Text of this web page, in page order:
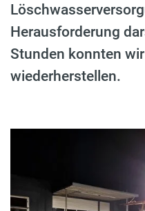
Herausforderung
Stunden konnten
wiederherstellen.